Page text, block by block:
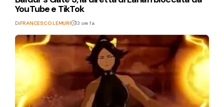
YouTube e TikTok
DiFRANCESCO LEMURI 13 ore fa